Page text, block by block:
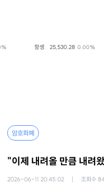
25,530.28 0.00%
암호화폐
"이제 내려올 만큼 내려
2026-06-11 20:45:02 조회수